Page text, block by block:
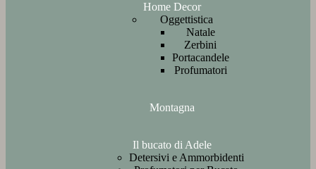
Home Decor
Oggettistica
Natale
Zerbini
Portacandele
Profumatori
Montagna
Il bucato di Adele
Detersivi e Ammorbidenti